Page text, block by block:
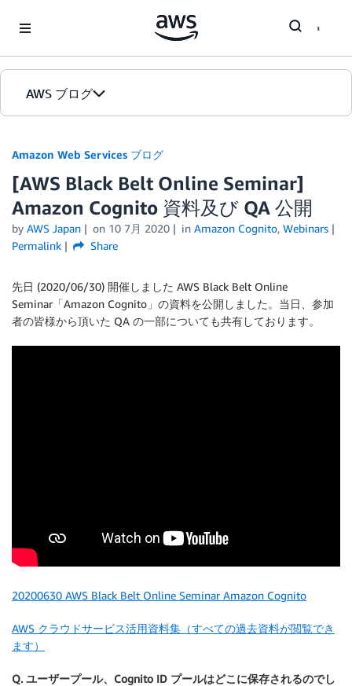
AWS ブログ
カテゴリ
エディション
Amazon Web Services ブログ
[AWS Black Belt Online Seminar]
Amazon Cognito 資料及び QA 公開
by AWS Japan on 10 7月 2020 in Amazon Cognito, Webinars
Permalink
Share
先日 (2020/06/30) 開催しました AWS Black Belt Online
Seminar「Amazon Cognito」の資料を公開しました。当日、参加
者の皆様から頂いた QA の一部についても共有しております。
20200630 AWS Black Belt Online Seminar Amazon Cognito
AWS クラウドサービス活用資料集（すべての過去資料が閲覧でき
ます）
Q. ユーザープール、Cognito ID プールはどこに保存されるのでし